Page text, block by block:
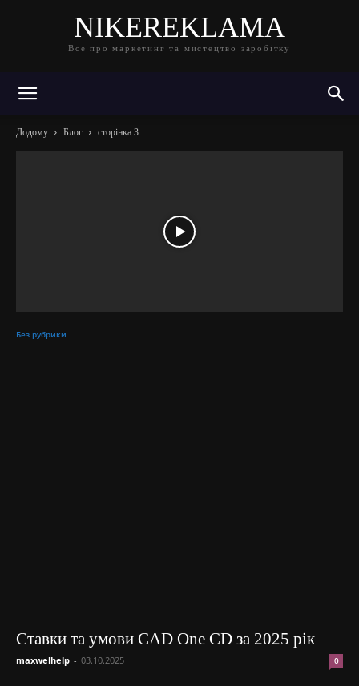
NIKEREKLAMA
Все про маркетинг та мистецтво заробітку
Додому Блог сторінка 3
Без рубрики
Ставки та умови CAD One CD за 2025 рік
maxwelhelp - 03.10.2025 0